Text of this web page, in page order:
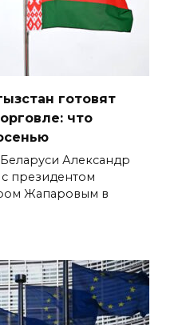
готовят
что
Александр
президентом
Жапаровым в